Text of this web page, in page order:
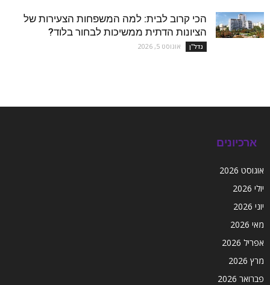
הכי קרוב לבית: למה המשפחות הצעירות של
הציונות הדתית ממשיכות לבחור בלוד?
נדל''ן אוגוסט 5, 2026
ארכיונים
אוגוסט 2026
יולי 2026
יוני 2026
מאי 2026
אפריל 2026
מרץ 2026
פברואר 2026